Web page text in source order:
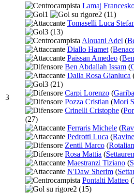
3
Lamaj
1
2 (11)
Tomaselli Luca
3 (13)
Alouani Adel (
Diallo Hamet (
Paissan Amedeo (
Ben Abdallah Issam (
Dalla Rosa Gianluca
3 (21)
Carpi Lorenzo (
Pozza Cristian (Mori
Crinelli Cristophe (
(27)
Ferraris Michele (
Pedrotti Luca (
Zentil Marco (
Rosa Mattia (
Maestranzi Tiziano (
N'Daw Sherim (
Pontalti Matteo (
2 (15)